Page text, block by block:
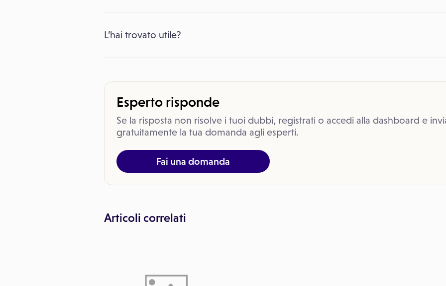
L’hai trovato utile?
Esperto risponde
Se la risposta non risolve i tuoi dubbi, registrati o accedi alla dashboard e
gratuitamente la tua domanda agli esperti.
Fai una domanda
Articoli correlati